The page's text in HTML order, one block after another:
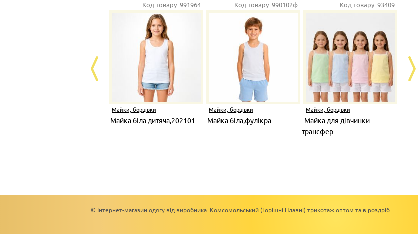
Код товару:991964
Майки, борцівки
Майка біла дитяча,202101
Код товару:990102ф
Майки, борцівки
Майка біла,фулікра
Код товару:93409
Майки, борцівки
Майка для дівчинки
трансфер
© Інтернет-магазин одягу від виробника. Комсомольський (Горішні Плавні) трикотаж оптом та в роздріб.